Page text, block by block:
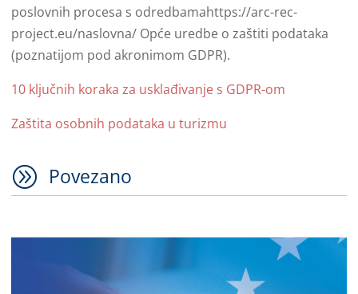
poslovnih procesa s odredbamahttps://arc-rec-
project.eu/naslovna/ Opće uredbe o zaštiti podataka
(poznatijom pod akronimom GDPR).
10 ključnih koraka za usklađivanje s GDPR-om
Zaštita osobnih podataka u turizmu
A Povezano